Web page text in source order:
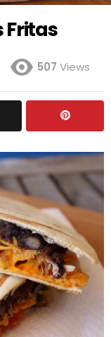
Fritas
507 Views